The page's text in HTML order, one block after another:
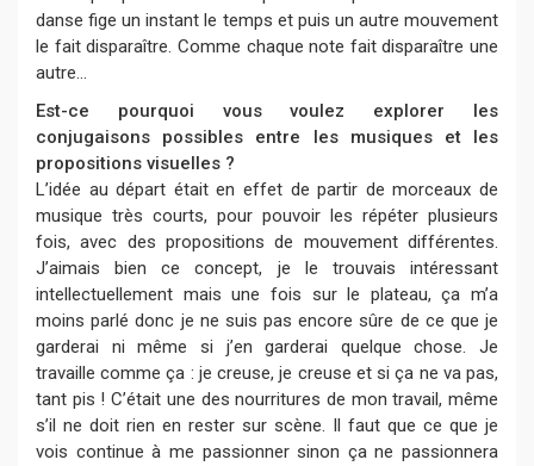
danse fige un instant le temps et puis un autre mouvement
le fait disparaître. Comme chaque note fait disparaître une
autre...
Est-ce pourquoi vous voulez explorer les
conjugaisons possibles entre les musiques et les
propositions visuelles ?
L’idée au départ était en effet de partir de morceaux de
musique très courts, pour pouvoir les répéter plusieurs
fois, avec des propositions de mouvement différentes.
J’aimais bien ce concept, je le trouvais intéressant
intellectuellement mais une fois sur le plateau, ça m’a
moins parlé donc je ne suis pas encore sûre de ce que je
garderai ni même si j’en garderai quelque chose. Je
travaille comme ça : je creuse, je creuse et si ça ne va pas,
tant pis ! C’était une des nourritures de mon travail, même
s’il ne doit rien en rester sur scène. Il faut que ce que je
vois continue à me passionner sinon ça ne passionnera